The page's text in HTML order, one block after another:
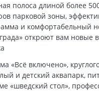
полоса длиной более
парковой зоны,
и комфортабельный
откроют вам новые
«Всё включено»,
и детский аквапарк,
«шведский стол»,